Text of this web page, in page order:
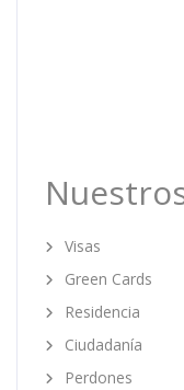
Visas
Green Cards
Residencia
Ciudadanía
Perdones